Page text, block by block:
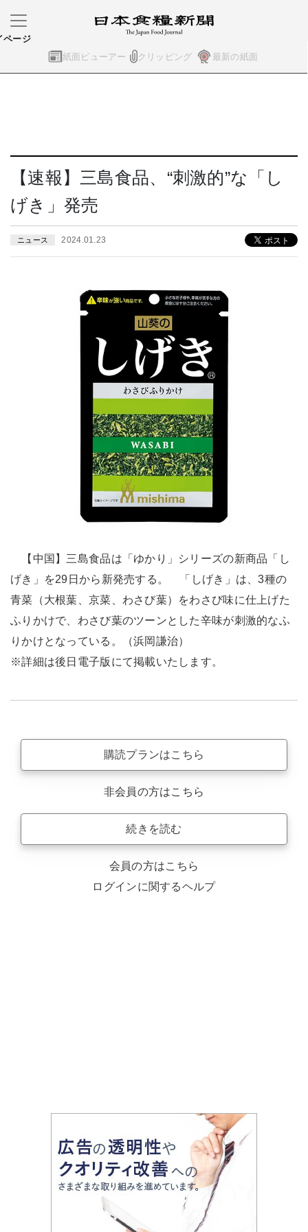
紙面ビューアー クリッピング 最新の紙面
ページ
【速報】三島食品、“刺激的”な「し
げき」発売
ニュース 2024.01.23
【中国】三島食品は「ゆかり」シリーズの新商品「し
げき」を29日から新発売する。 「しげき」は、3種の
青菜（大根葉、京菜、わさび葉）をわさび味に仕上げた
ふりかけで、わさび葉のツーンとした辛味が刺激的なふ
りかけとなっている。（浜岡謙治）
※詳細は後日電子版にて掲載いたします。
購読プランはこちら
非会員の方はこちら
続きを読む
会員の方はこちら
ログインに関するヘルプ